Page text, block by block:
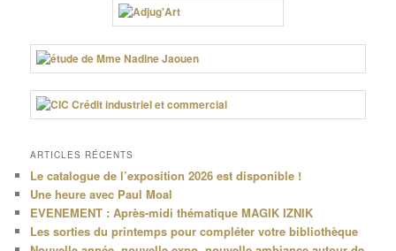
ARTICLES RÉCENTS
Le catalogue de l’exposition 2026 est disponible !
Une heure avec Paul Moal
EVENEMENT : Après-midi thématique MAGIK IZNIK
Les sorties du printemps pour compléter votre bibliothèque